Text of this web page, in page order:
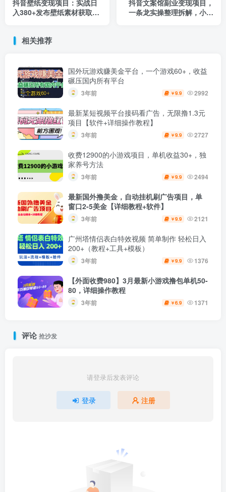
抖音壁纸变现项目：实战日
入380+发布壁纸素材获取收
抖音文案馆副业变现项目，
一条龙实操整理拆解，小白
相关推荐
国外玩游戏赚美金平台，一个游戏60+，收益
碾压国内所有平台
3年前 ￥9.9 2992
最新某短视频平台接码看广告，无限撸1.3元
项目【软件+详细操作教程】
3年前 ￥9.9 2727
收费12900的小游戏项目，单机收益30+，独
家养号方法
3年前 ￥9.9 2494
最新国外撸美金，自动挂机刷广告项目，单
窗口2-5美金【详细教程+软件】
3年前 ￥9.9 2121
广州塔情侣表白特效视频 简单制作 轻松日入
200+（教程+工具+模板）
3年前 ￥9.9 1376
【外面收费980】3月最新小游戏撸包单机50-
80，详细操作教程
3年前 ￥6.9 1371
评论抢沙发
请登录后发表评论
登录 注册